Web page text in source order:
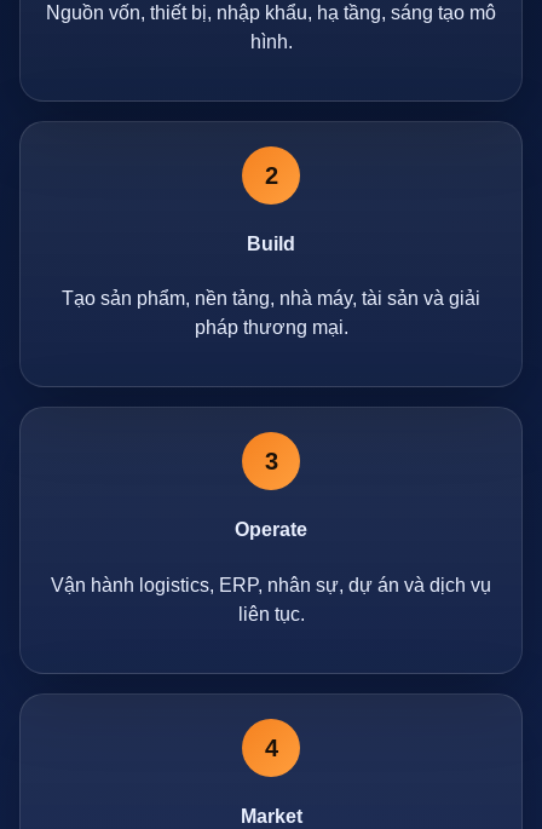
Nguồn vốn, thiết bị, nhập khẩu, hạ tầng, sáng tạo mô
hình.
2
Build
Tạo sản phẩm, nền tảng, nhà máy, tài sản và giải
pháp thương mại.
3
Operate
Vận hành logistics, ERP, nhân sự, dự án và dịch vụ
liên tục.
4
Market